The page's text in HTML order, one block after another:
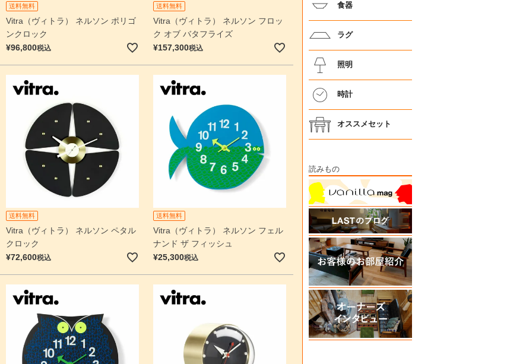
送料無料
Vitra（ヴィトラ） ネルソン ポリゴ
ンクロック
¥96,800税込
送料無料
Vitra（ヴィトラ） ネルソン フロッ
ク オブ バタフライズ
¥157,300税込
送料無料
Vitra（ヴィトラ） ネルソン ペタル
クロック
¥72,600税込
送料無料
Vitra（ヴィトラ） ネルソン フェル
ナンド ザ フィッシュ
¥25,300税込
食器
ラグ
照明
時計
オススメセット
読みもの